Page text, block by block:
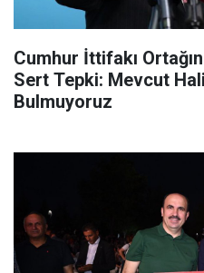
Cumhur İttifakı
Sert Tepki: Mevcut
Bulmuyoruz